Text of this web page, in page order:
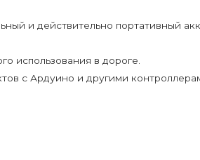
и действительно портативный
использования в дороге.
с Ардуино и другими